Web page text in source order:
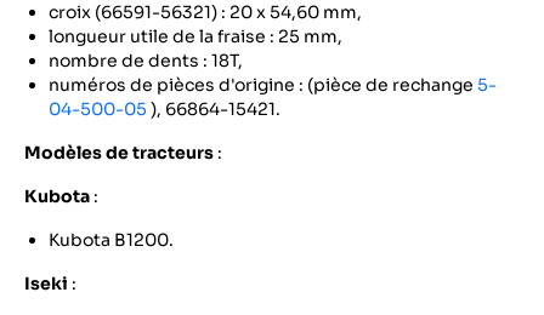
croix (66591-56321) : 20 x 54,60 mm,
longueur utile de la fraise : 25 mm,
nombre de dents : 18T,
numéros de pièces d'origine : (pièce de rechange 5-
04-500-05 ), 66864-15421.
Modèles de tracteurs :
Kubota :
Kubota B1200.
Iseki :